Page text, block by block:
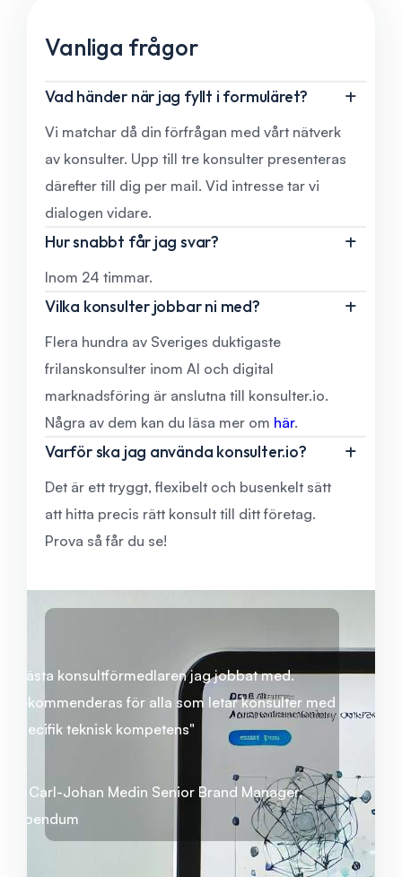
"Bästa konsultförmedlaren jag jobbat med.
Rekommenderas för alla som letar konsulter med
specifik teknisk kompetens"
– Carl-Johan Medin Senior Brand Manager,
Bibendum
Vanliga frågor
Vad händer när jag fyllt i formuläret?
Vi matchar då din förfrågan med vårt nätverk
av konsulter. Upp till tre konsulter presenteras
därefter till dig per mail. Vid intresse tar vi
dialogen vidare.
Hur snabbt får jag svar?
Inom 24 timmar.
Vilka konsulter jobbar ni med?
Flera hundra av Sveriges duktigaste
frilanskonsulter inom AI och digital
marknadsföring är anslutna till konsulter.io.
Några av dem kan du läsa mer om här.
Varför ska jag använda konsulter.io?
Det är ett tryggt, flexibelt och busenkelt sätt
att hitta precis rätt konsult till ditt företag.
Prova så får du se!